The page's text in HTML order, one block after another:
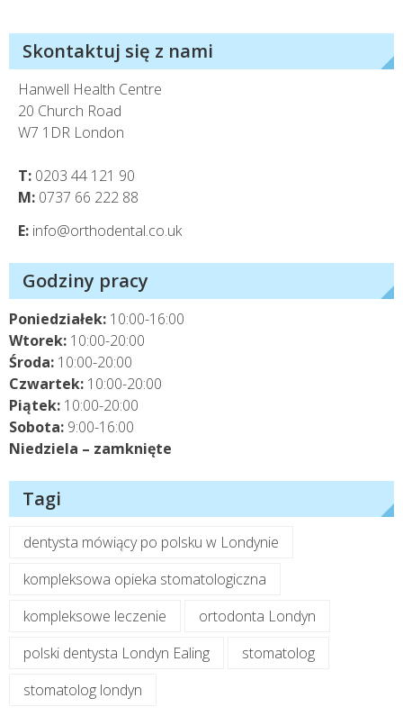
Skontaktuj się z nami
Hanwell Health Centre
20 Church Road
W7 1DR London
T: 0203 44 121 90
M: 0737 66 222 88
E: info@orthodental.co.uk
Godziny pracy
Poniedziałek: 10:00-16:00
Wtorek: 10:00-20:00
Środa: 10:00-20:00
Czwartek: 10:00-20:00
Piątek: 10:00-20:00
Sobota: 9:00-16:00
Niedziela – zamknięte
Tagi
dentysta mówiący po polsku w Londynie
kompleksowa opieka stomatologiczna
kompleksowe leczenie
ortodonta Londyn
polski dentysta Londyn Ealing
stomatolog
stomatolog londyn